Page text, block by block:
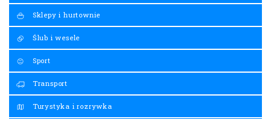
Sklepy i hurtownie
Ślub i wesele
Sport
Transport
Turystyka i rozrywka